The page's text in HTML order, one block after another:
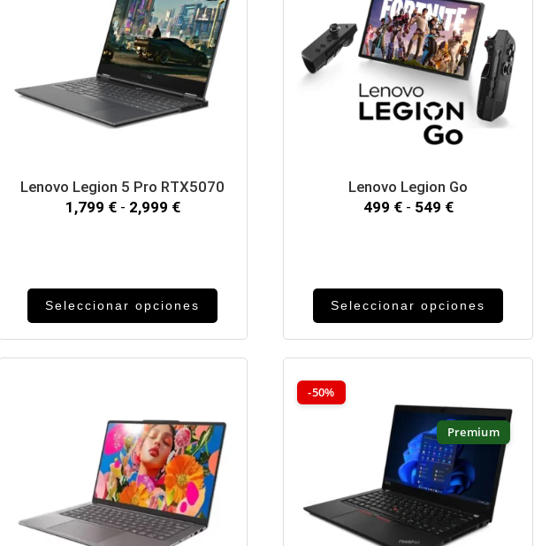
Lenovo Legion 5 Pro RTX5070
1,799 € - 2,999 €
Seleccionar opciones
Lenovo Legion Go
499 € - 549 €
Seleccionar opciones
-50%
Premium